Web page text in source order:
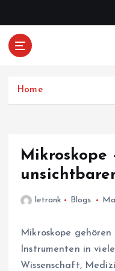
Home
Mikroskope
letrank Blogs
Mikroskope
Instrumenten in
Wissenschaft,